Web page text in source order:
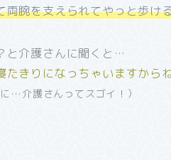
両腕を支えられてやっと歩け
と介護さんに聞くと…
きりになっちゃいますから
…介護さんってスゴイ！）